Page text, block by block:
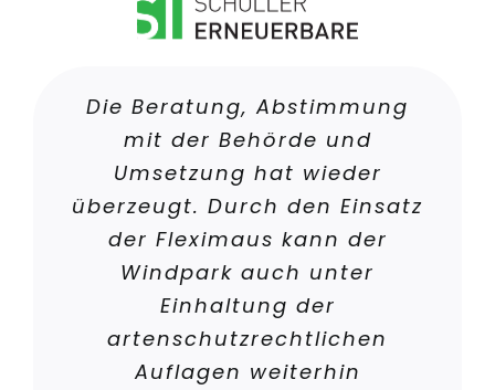
Die Beratung, Abstimmung
mit der Behörde und
Umsetzung hat wieder
überzeugt. Durch den Einsatz
der Fleximaus kann der
Windpark auch unter
Einhaltung der
artenschutzrechtlichen
Auflagen weiterhin